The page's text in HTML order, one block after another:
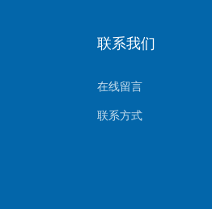
联系我们
在线留言
联系方式